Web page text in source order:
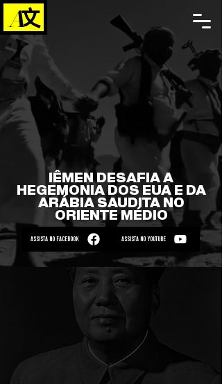
IÊMEN DESAFIA A
HEGEMONIA DOS EUA E DA
ARÁBIA SAUDITA NO
ORIENTE MÉDIO
ASSISTA NO FACEBOOK ASSISTA NO YOUTUBE